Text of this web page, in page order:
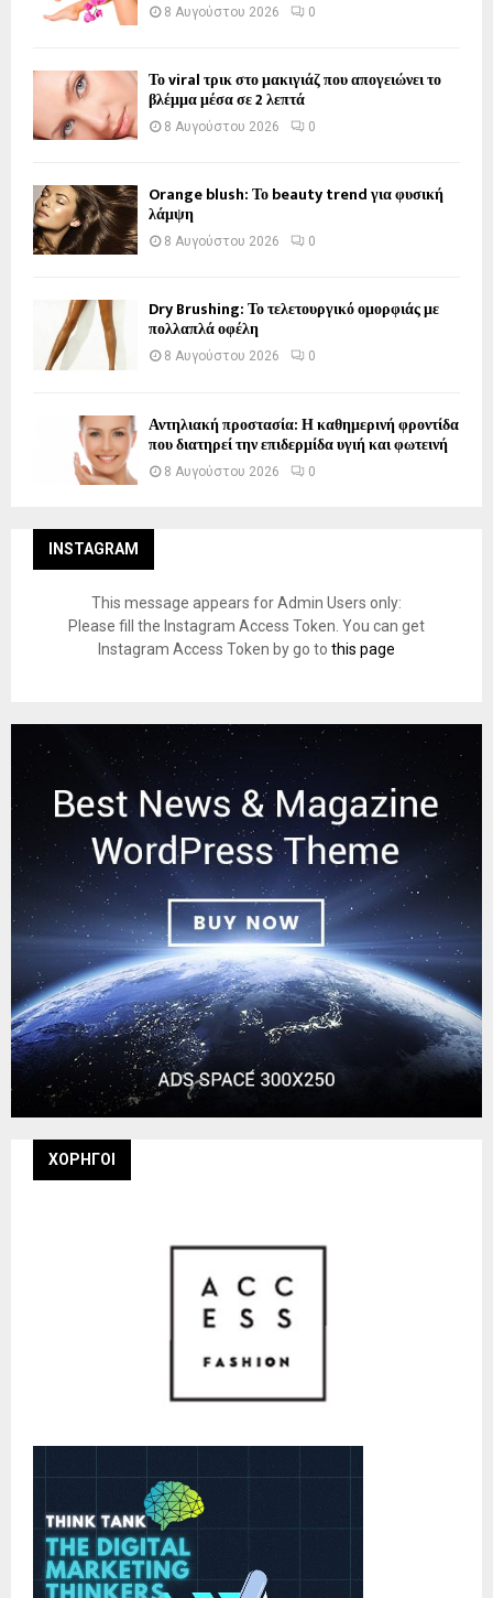
8 Αυγούστου 2026 0
Το viral τρικ στο μακιγιάζ που απογειώνει το
βλέμμα μέσα σε 2 λεπτά
8 Αυγούστου 2026 0
Orange blush: Το beauty trend για φυσική
λάμψη
8 Αυγούστου 2026 0
Dry Brushing: Το τελετουργικό ομορφιάς με
πολλαπλά οφέλη
8 Αυγούστου 2026 0
Αντηλιακή προστασία: Η καθημερινή φροντίδα
που διατηρεί την επιδερμίδα υγιή και φωτεινή
8 Αυγούστου 2026 0
INSTAGRAM
This message appears for Admin Users only:
Please fill the Instagram Access Token. You can get
Instagram Access Token by go to this page
ΧΟΡΗΓΟΙ